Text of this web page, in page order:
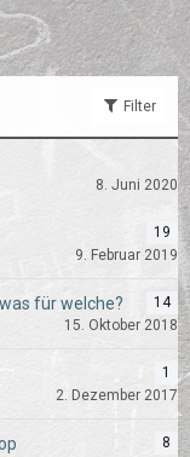
Filter
8. Juni 2020
19
9. Februar 2019
für welche?
14
15. Oktober 2018
1
2. Dezember 2017
8